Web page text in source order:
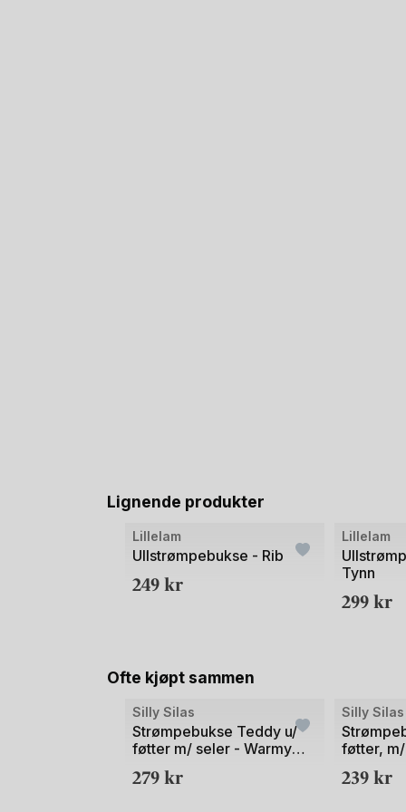
Lignende produkter
Lillelam
Ullstrømpebukse - Rib
249kr
Lillelam
Tynn
299kr
Ofte kjøpt sammen
Silly Silas
Strømpebukse Teddy u/
føtter m/ seler - Warmy
Footless Tights
279kr
Silly Silas
føtter,
Tights
239kr